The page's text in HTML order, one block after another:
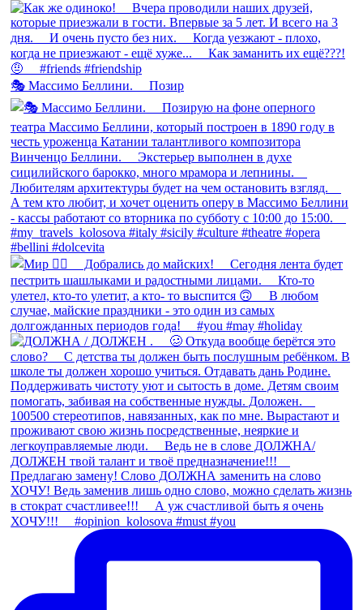
🎭 Массимо Беллини. ⠀ Позир